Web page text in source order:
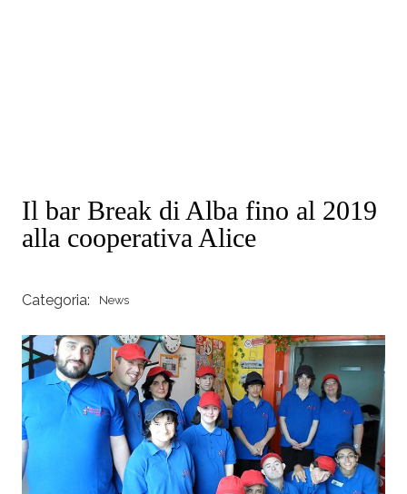
Il bar Break di Alba fino al 2019
alla cooperativa Alice
Categoria: News